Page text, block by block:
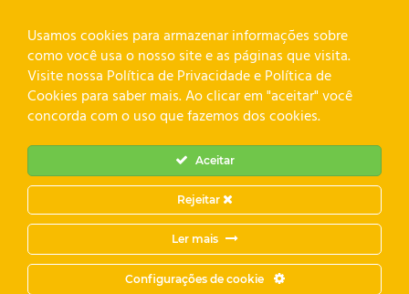
Canal de Privacidade
L. MARQUEZZO CONSTRUCOES E EMPREENDIMENTOS
LTDA. CNPJ: 02.535.568/0001-32
Usamos cookies para armazenar informações sobre
como você usa o nosso site e as páginas que visita.
Visite nossa Política de Privacidade e Política de
Cookies para saber mais. Ao clicar em "aceitar" você
concorda com o uso que fazemos dos cookies.
Aceitar
Rejeitar
Ler mais
Configurações de cookie